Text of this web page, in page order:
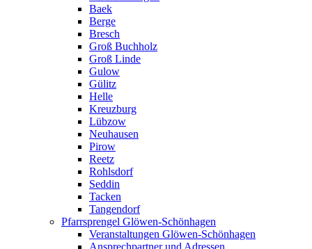
Baek
Berge
Bresch
Groß Buchholz
Groß Linde
Gulow
Gülitz
Helle
Kreuzburg
Lübzow
Neuhausen
Pirow
Reetz
Rohlsdorf
Seddin
Tacken
Tangendorf
Pfarrsprengel Glöwen-Schönhagen
Veranstaltungen Glöwen-Schönhagen
Ansprechpartner und Adressen